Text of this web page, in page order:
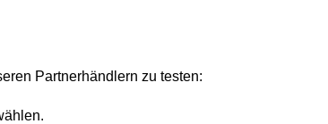
Partnerhändlern zu testen: